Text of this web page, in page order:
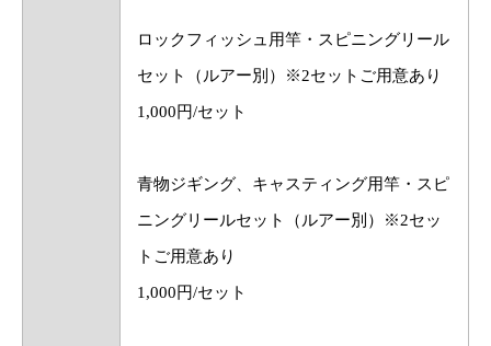
ロックフィッシュ用竿・スピニングリール
セット（ルアー別）※2セットご用意あり
1,000円/セット
青物ジギング、キャスティング用竿・スピ
ニングリールセット（ルアー別）※2セッ
トご用意あり
1,000円/セット